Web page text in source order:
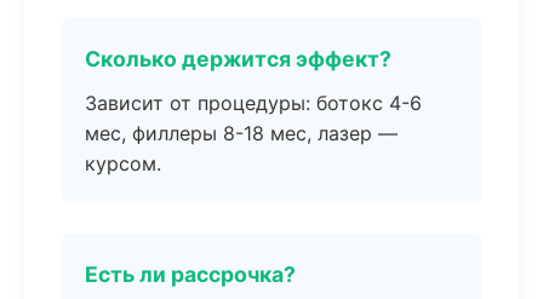
Сколько держится эффект?
Зависит от процедуры: ботокс 4-6
мес, филлеры 8-18 мес, лазер —
курсом.
Есть ли рассрочка?